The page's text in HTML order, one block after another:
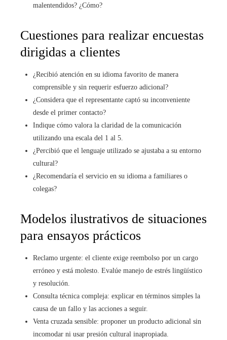
malentendidos? ¿Cómo?
Cuestiones para realizar encuestas
dirigidas a clientes
¿Recibió atención en su idioma favorito de manera
comprensible y sin requerir esfuerzo adicional?
¿Considera que el representante captó su inconveniente
desde el primer contacto?
Indique cómo valora la claridad de la comunicación
utilizando una escala del 1 al 5.
¿Percibió que el lenguaje utilizado se ajustaba a su entorno
cultural?
¿Recomendaría el servicio en su idioma a familiares o
colegas?
Modelos ilustrativos de situaciones
para ensayos prácticos
Reclamo urgente: el cliente exige reembolso por un cargo
erróneo y está molesto. Evalúe manejo de estrés lingüístico
y resolución.
Consulta técnica compleja: explicar en términos simples la
causa de un fallo y las acciones a seguir.
Venta cruzada sensible: proponer un producto adicional sin
incomodar ni usar presión cultural inapropiada.